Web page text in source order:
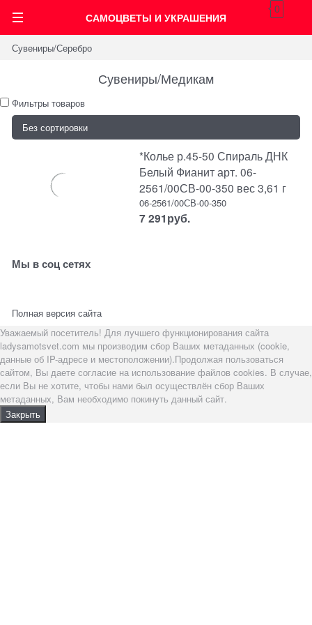
САМОЦВЕТЫ И УКРАШЕНИЯ
0
Сувениры/Серебро
Сувениры/Медикам
Фильтры товаров
*Колье р.45-50 Спираль ДНК
Белый Фианит арт. 06-
2561/00СВ-00-350 вес 3,61 г
06-2561/00СВ-00-350
7 291руб.
Мы в соц сетях
Полная версия сайта
Уважаемый посетитель! Для лучшего функционирования сайта
ladysamotsvet.com мы производим сбор Ваших метаданных (cookie,
данные об IP-адресе и местоположении).Продолжая пользоваться
сайтом, Вы даете согласие на использование файлов cookies. В случае,
если Вы не хотите, чтобы нами был осуществлён сбор Ваших
метаданных, Вам необходимо покинуть данный сайт.
Закрыть